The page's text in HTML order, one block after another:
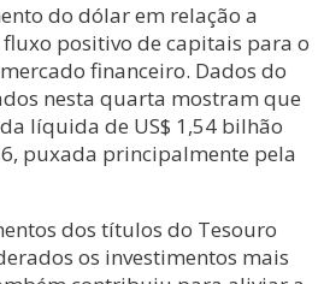
do dólar em relação a
positivo de capitais para o
financeiro. Dados do
nesta quarta mostram que
líquida de US$ 1,54 bilhão
puxada principalmente pela
dos títulos do Tesouro
os investimentos mais